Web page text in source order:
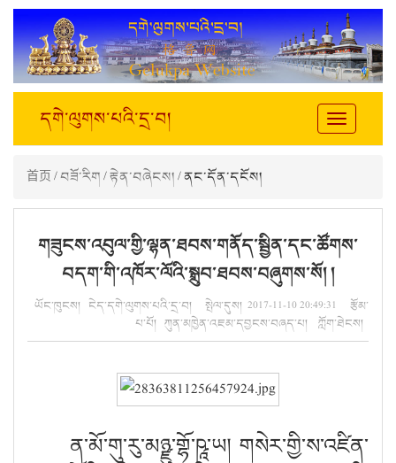
Toggle
navigation
དགེ་ལུགས་པའི་དྲ་བ།
首页/བཟོ་རིག/རྟེན་བཞེངས།/ ནང་དོན་དངོས།
གཟུངས་འབུལ་གྱི་ལྷན་ཐབས་གནོད་སྦྱིན་དང་ཚོགས་
བདག་གི་འཁོར་ལོའི་སྒྲུབ་ཐབས་བཞུགས་སོ། །
ཡོང་ཁུངས། ངེད་དགེ་ལུགས་པའི་དྲ་བ། སྤེལ་དུས། 2017-11-10 20:49:31 རྩོམ་
པ་པོ། ཀུན་མཁྱེན་འཇམ་དབྱངས་བཞད་པ། ཀློག་ཐེངས།
ན་མོ་གུ་རུ་མཉྫུ་གྷོ་ཥཱ་ཡ། གསེར་གྱི་ས་འཛིན་